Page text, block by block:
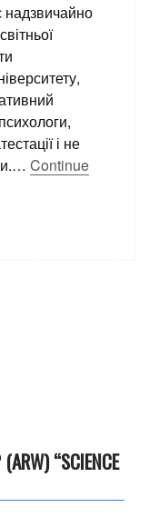
надзвичайно
і не
Continue
“SCIENCE